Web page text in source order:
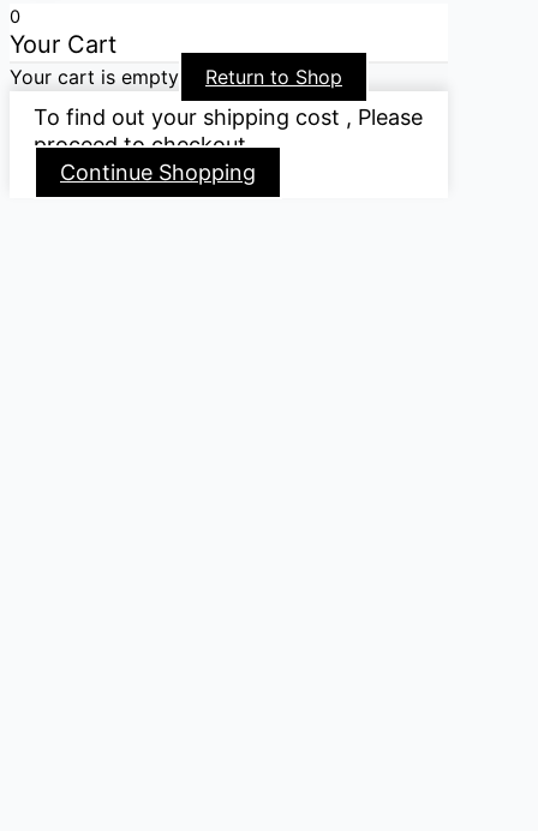
0
Your Cart
Your cart is empty Return to Shop
To find out your shipping cost , Please
proceed to checkout.
Continue Shopping